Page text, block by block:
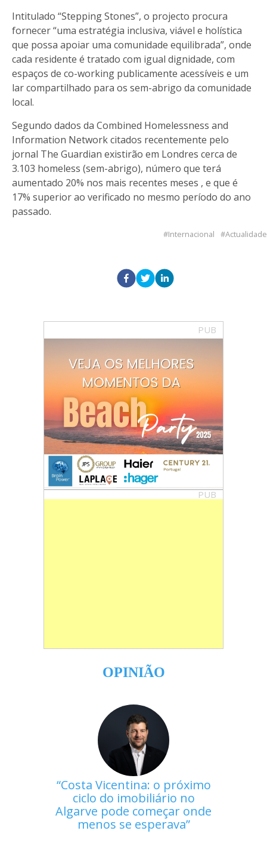
Intitulado “Stepping Stones”, o projecto procura
fornecer “uma estratégia inclusiva, viável e holística
que possa apoiar uma comunidade equilibrada”, onde
cada residente é tratado com igual dignidade, com
espaços de co-working publicamente acessíveis e um
lar compartilhado para os sem-abrigo da comunidade
local.
Segundo dados da Combined Homelessness and
Information Network citados recentemente pelo
jornal The Guardian existirão em Londres cerca de
3.103 homeless (sem-abrigo), número que terá
aumentado 20% nos mais recentes meses , e que é
17% superior ao verificado no mesmo período do ano
passado.
Internacional Actualidade
PUB
PUB
OPINIÃO
Costa Vicentina: o próximo
ciclo do imobiliário no
Algarve pode começar onde
menos se esperava